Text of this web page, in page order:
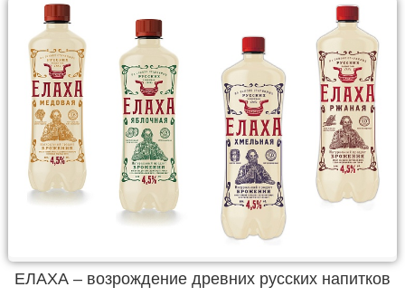
ЕЛАХА – возрождение древних русских напитков